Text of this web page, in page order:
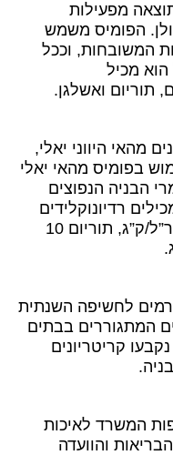
מפעילות
הפומיס משמש
המשובחות, וככל
מכיל
תוריום ואשלגן.
מהאי היווני יאלי,
בפומיס מהאי יאלי
הבניה הנפוצים
רדיונוקלידים
טבעיים בריכוז של: רדיום 20 בקר”ל/ק”ג, תוריום 10
לחשיפה השנתית
המתגוררים בבתים
קריטריונים
המשרד לאיכות
והוועדה